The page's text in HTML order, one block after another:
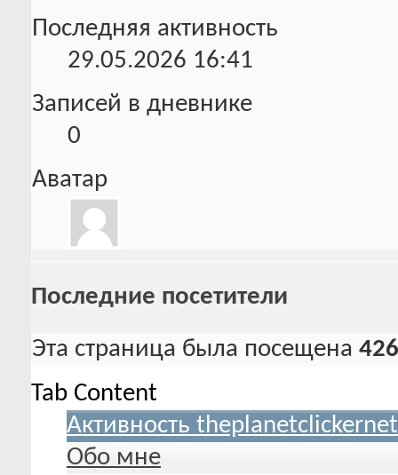
Последняя активность
29.05.2026 16:41
Записей в дневнике
0
Аватар
Последние посетители
Эта страница была посещена 426
Tab Content
Активность theplanetclickernet
Обо мне